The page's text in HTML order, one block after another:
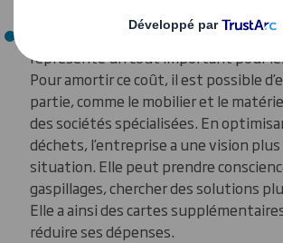
Réaliser des économies :la gestion des
représente un coût important pour
Pour amortir ce coût, il est possible
partie, comme le mobilier et le
des sociétés spécialisées. En
déchets, l’entreprise a une vision plus
situation. Elle peut prendre
gaspillages, chercher des solutions
Elle a ainsi des cartes
réduire ses dépenses.